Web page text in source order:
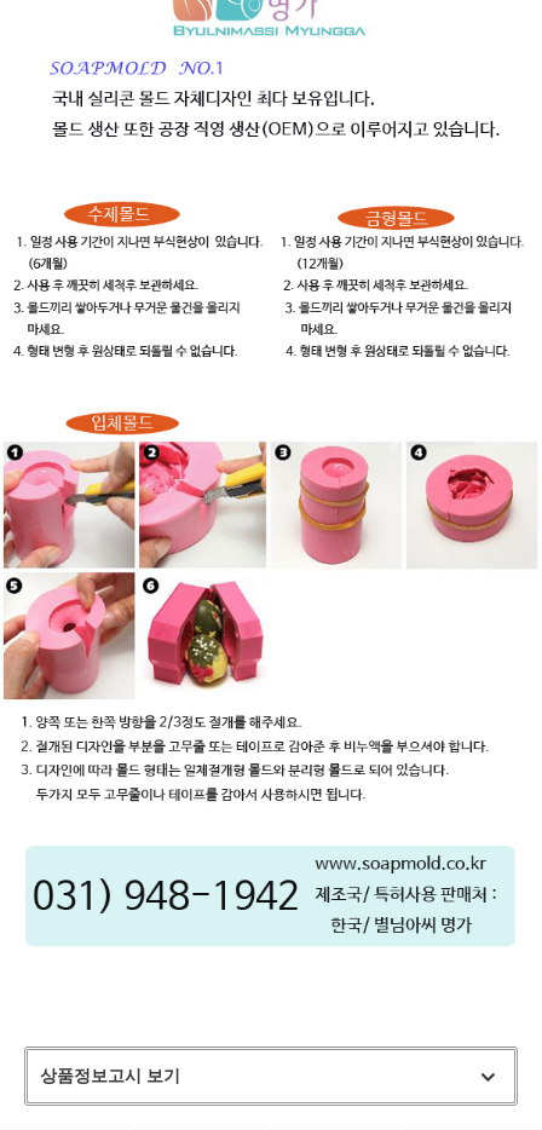
상품정보고시 보기